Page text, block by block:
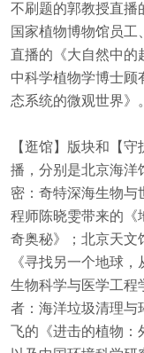
不刷题的郭教授直播
国家植物博物馆员
直播的《大自然中的
中科学植物学博士顾
态系统的微观世界》。
【逛馆】版块和【
播，分别是北京海洋
密：奇特深海生物与
程师陈晓雯带来的《
奇奥秘》；北京天文
《寻找另一个地球
生物科学与医学工程
者：海洋垃圾清理与
飞的《进击的植物：